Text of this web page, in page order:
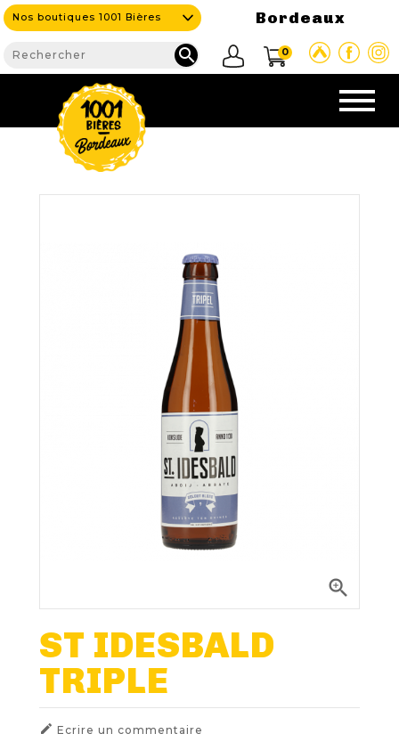
Nos boutiques 1001 Bières Bordeaux
 0

NOS PRODUITS
Nouveautés
Nos Bières
Nos Fûts De Bière
Nos Spiritueux
Nos Boxes
Paniers Cadeaux À Composer
FIDÉLITÉ
BLOG

ST IDESBALD
TRIPLE
 Ecrire un commentaire